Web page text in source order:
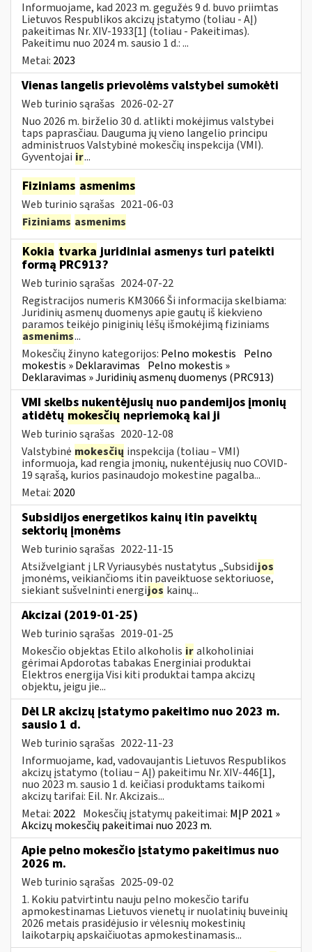
Informuojame, kad 2023 m. gegužės 9 d. buvo priimtas
Lietuvos Respublikos akcizų įstatymo (toliau - AĮ)
pakeitimas Nr. XIV-1933[1] (toliau - Pakeitimas).
Pakeitimu nuo 2024 m. sausio 1 d.: ...
Metai: 2023
Vienas langelis prievolėms valstybei sumokėti
Web turinio sąrašas 2026-02-27
Nuo 2026 m. birželio 30 d. atlikti mokėjimus valstybei
taps paprasčiau. Dauguma jų vieno langelio principu
administruos Valstybinė mokesčių inspekcija (VMI).
Gyventojai ir...
Fiziniams asmenims
Web turinio sąrašas 2021-06-03
Fiziniams asmenims
Kokia tvarka juridiniai asmenys turi pateikti
formą PRC913?
Web turinio sąrašas 2024-07-22
Registracijos numeris KM3066 Ši informacija skelbiama:
Juridinių asmenų duomenys apie gautų iš kiekvieno
paramos teikėjo piniginių lėšų išmokėjimą fiziniams
asmenims...
Mokesčių žinyno kategorijos: Pelno mokestis Pelno
mokestis » Deklaravimas Pelno mokestis »
Deklaravimas » Juridinių asmenų duomenys (PRC913)
VMI skelbs nukentėjusių nuo pandemijos įmonių
atidėtų mokesčių nepriemoką kai ji
Web turinio sąrašas 2020-12-08
Valstybinė mokesčių inspekcija (toliau – VMI)
informuoja, kad rengia įmonių, nukentėjusių nuo COVID-
19 sąrašą, kurios pasinaudojo mokestine pagalba...
Metai: 2020
Subsidijos energetikos kainų itin paveiktų
sektorių įmonėms
Web turinio sąrašas 2022-11-15
Atsižvelgiant į LR Vyriausybės nustatytus „Subsidijos
įmonėms, veikiančioms itin paveiktuose sektoriuose,
siekiant sušvelninti energijos kainų...
Akcizai (2019-01-25)
Web turinio sąrašas 2019-01-25
Mokesčio objektas Etilo alkoholis iralkoholiniai
gėrimai Apdorotas tabakas Energiniai produktai
Elektros energija Visi kiti produktai tampa akcizų
objektu, jeigu jie...
Dėl LR akcizų įstatymo pakeitimo nuo 2023 m.
sausio 1 d.
Web turinio sąrašas 2022-11-23
Informuojame, kad, vadovaujantis Lietuvos Respublikos
akcizų įstatymo (toliau − AĮ) pakeitimu Nr. XIV-446[1],
nuo 2023 m. sausio 1 d. keičiasi produktams taikomi
akcizų tarifai: Eil. Nr. Akcizais...
Metai: 2022 Mokesčių įstatymų pakeitimai: MĮP 2021 »
Akcizų mokesčių pakeitimai nuo 2023 m.
Apie pelno mokesčio įstatymo pakeitimus nuo
2026 m.
Web turinio sąrašas 2025-09-02
1. Kokiu patvirtintu nauju pelno mokesčio tarifu
apmokestinamas Lietuvos vienetų ir nuolatinių buveinių
2026 metais prasidėjusio ir vėlesnių mokestinių
laikotarpių apskaičiuotas apmokestinamasis...